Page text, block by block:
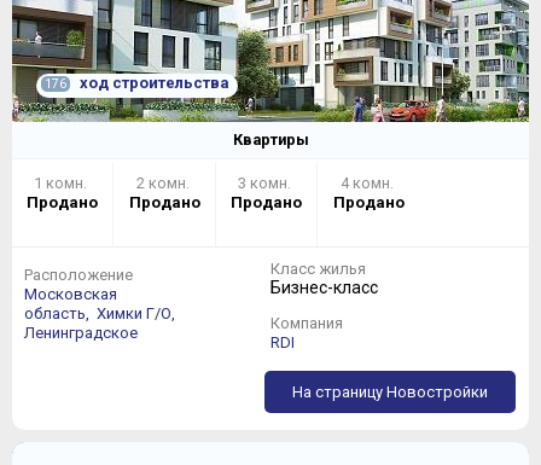
176 ход строительства
Квартиры
1 комн.
Продано
2 комн.
Продано
3 комн.
Продано
4 комн.
Продано
Расположение
Московская
область, Химки Г/О,
Ленинградское
Класс жилья
Бизнес-класс
Компания
RDI
На страницу Новостройки